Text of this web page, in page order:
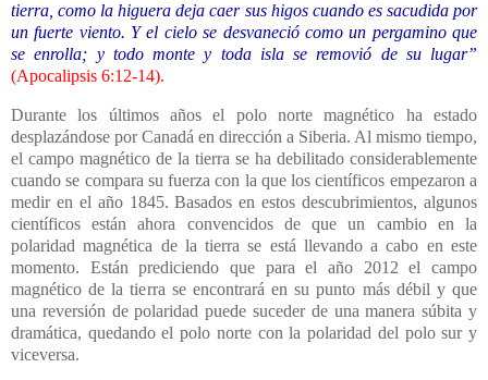
tierra, como la higuera deja caer sus higos cuando es sacudida por
un fuerte viento. Y el cielo se desvaneció como un pergamino que
se enrolla; y todo monte y toda isla se removió de su lugar”
(Apocalipsis 6:12-14).
Durante los últimos años el polo norte magnético ha estado
desplazándose por Canadá en dirección a Siberia. Al mismo tiempo,
el campo magnético de la tierra se ha debilitado considerablemente
cuando se compara su fuerza con la que los científicos empezaron a
medir en el año 1845. Basados en estos descubrimientos, algunos
científicos están ahora convencidos de que un cambio en la
polaridad magnética de la tierra se está llevando a cabo en este
momento. Están prediciendo que para el año 2012 el campo
magnético de la tierra se encontrará en su punto más débil y que
una reversión de polaridad puede suceder de una manera súbita y
dramática, quedando el polo norte con la polaridad del polo sur y
viceversa.